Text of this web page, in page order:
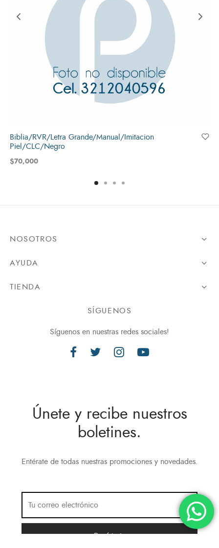
Biblia/RVR/Letra Grande/Manual/Imitacion
Piel/CLC/Negro
$70,000
NOSOTROS
AYUDA
TIENDA
SÍGUENOS
Síguenos en nuestras redes sociales!
Únete y recibe nuestros
boletines.
Entérate de todas nuestras promociones y novedades.